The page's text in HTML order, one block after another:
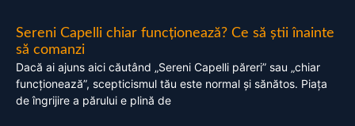
Sereni Capelli chiar funcționează? Ce să știi înainte
să comanzi
Dacă ai ajuns aici căutând „Sereni Capelli păreri” sau „chiar
funcționează”, scepticismul tău este normal și sănătos. Piața
de îngrijire a părului e plină de